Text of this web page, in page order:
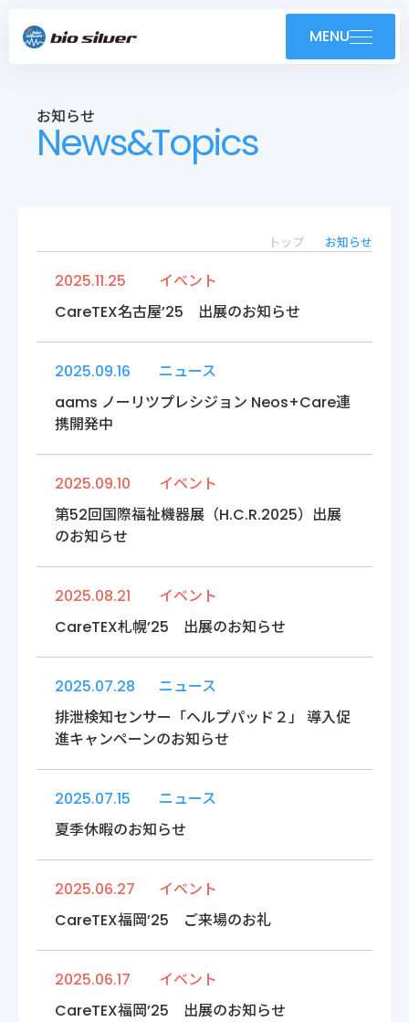
MENU
製品紹介
技術紹介・OEM
会社案内
株式会社バイオシルバー
〒222-0033
TEL : 045-548-5478
プライバシーポリシー
各種サービス利用規約
お知らせ
News&Topics
トップ お知らせ
2025.11.25
イベント
CareTEX名古屋’25 出展のお知らせ
2025.09.16
ニュース
aams ノーリツプレシジョン Neos+Care連
携開発中
2025.09.10
イベント
第52回国際福祉機器展（H.C.R.2025）出展
のお知らせ
2025.08.21
イベント
CareTEX札幌’25 出展のお知らせ
2025.07.28
ニュース
排泄検知センサー「ヘルプパッド２」 導入促
進キャンペーンのお知らせ
2025.07.15
ニュース
夏季休暇のお知らせ
2025.06.27
イベント
CareTEX福岡’25 ご来場のお礼
2025.06.17
イベント
CareTEX福岡’25 出展のお知らせ